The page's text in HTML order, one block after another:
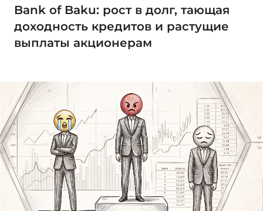
Bank of Baku: рост в долг, тающая
доходность кредитов и растущие
выплаты акционерам